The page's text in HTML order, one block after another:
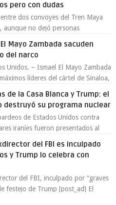
pero con dudas
dos convoyes del Tren Maya
aunque no dejó personas
Mayo Zambada sacuden
del narco
Unidos. – Ismael El Mayo Zambada
líderes del cártel de Sinaloa,
de la Casa Blanca y Trump: el
destruyó su programa nuclear
de Estados Unidos contra
iraníes fueron presentados al
del FBI es inculpado
y Trump lo celebra con
del FBI, inculpado por “graves
festejo de Trump [post_ad] El